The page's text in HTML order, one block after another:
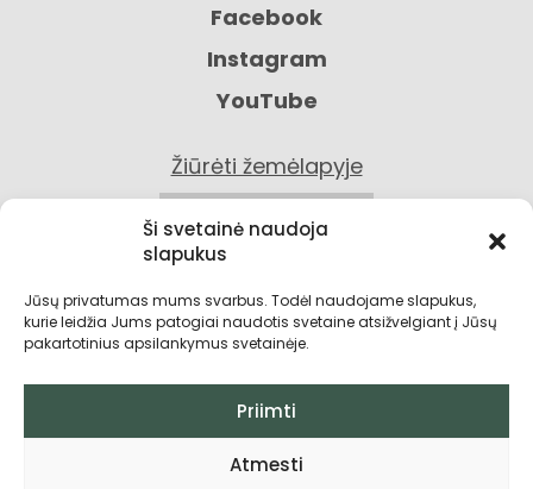
Ši svetainė naudoja
slapukus
Jūsų privatumas mums svarbus. Todėl naudojame slapukus,
kurie leidžia Jums patogiai naudotis svetaine atsižvelgiant į Jūsų
pakartotinius apsilankymus svetainėje.
Priimti
Atmesti
Facebook
Instagram
YouTube
Žiūrėti žemėlapyje
KONTAKTAI
Privatumo politika